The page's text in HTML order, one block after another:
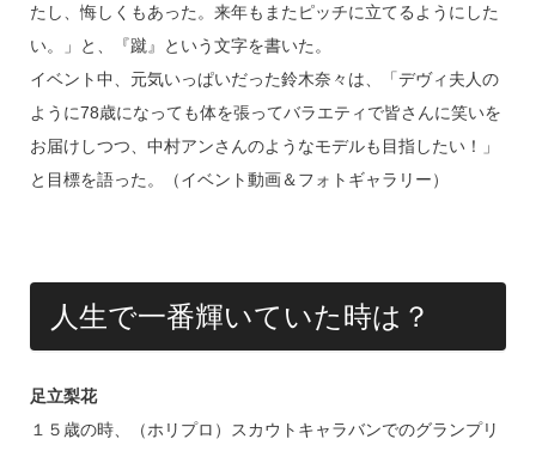
たし、悔しくもあった。来年もまたピッチに立てるようにした
い。」と、『蹴』という文字を書いた。
イベント中、元気いっぱいだった鈴木奈々は、「デヴィ夫人の
ように78歳になっても体を張ってバラエティで皆さんに笑いを
お届けしつつ、中村アンさんのようなモデルも目指したい！」
と目標を語った。（イベント動画＆フォトギャラリー）
人生で一番輝いていた時は？
足立梨花
１５歳の時、（ホリプロ）スカウトキャラバンでのグランプリ